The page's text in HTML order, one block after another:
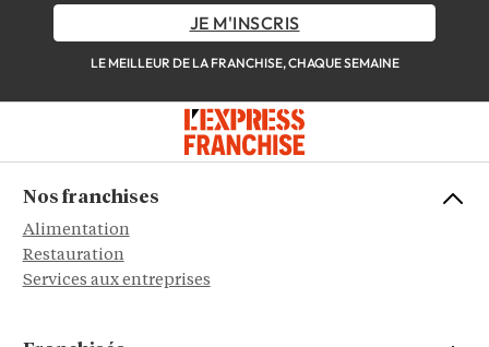
JE M'INSCRIS
LE MEILLEUR DE LA FRANCHISE, CHAQUE SEMAINE
Nos franchises
Alimentation
Restauration
Services aux entreprises